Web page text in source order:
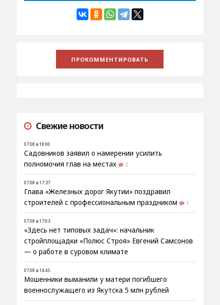
Свежие новости
07.08 в 18:00
Садовников заявил о намерении усилить
полномочия глав на местах
2
07.08 в 17:37
Глава «Железных дорог Якутии» поздравил
строителей с профессиональным праздником
1
07.08 в 17:03
«Здесь нет типовых задач»: начальник
стройплощадки «Полюс Строя» Евгений Самсонов
— о работе в суровом климате
07.08 в 14:45
Мошенники выманили у матери погибшего
военнослужащего из Якутска 5 млн рублей